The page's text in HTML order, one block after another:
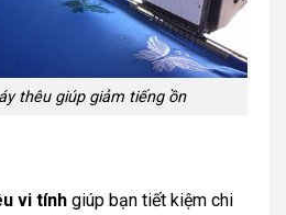
thêu giúp giảm tiếng ồn
vi tính giúp bạn tiết kiệm chi